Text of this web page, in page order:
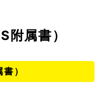
属書）
）